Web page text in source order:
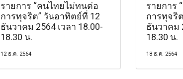
รายการ “คนไทยไม่ทนต่อ
การทุจริต” วันอาทิตย์ที่ 12
ธันวาคม 2564 เวลา 18.00-
18.30 น.
12 ธ.ค. 2564
รายการ
การทุจริ
ธันวาคม
18.30 น.
18 ธ.ค. 2564